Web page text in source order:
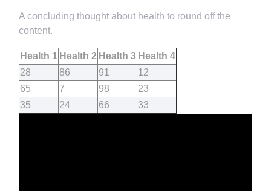
A concluding thought about health to round off the
content.
Health 1 Health 2 Health 3 Health 4
28
86 91
12
65
7 98
23
35
24 66 33